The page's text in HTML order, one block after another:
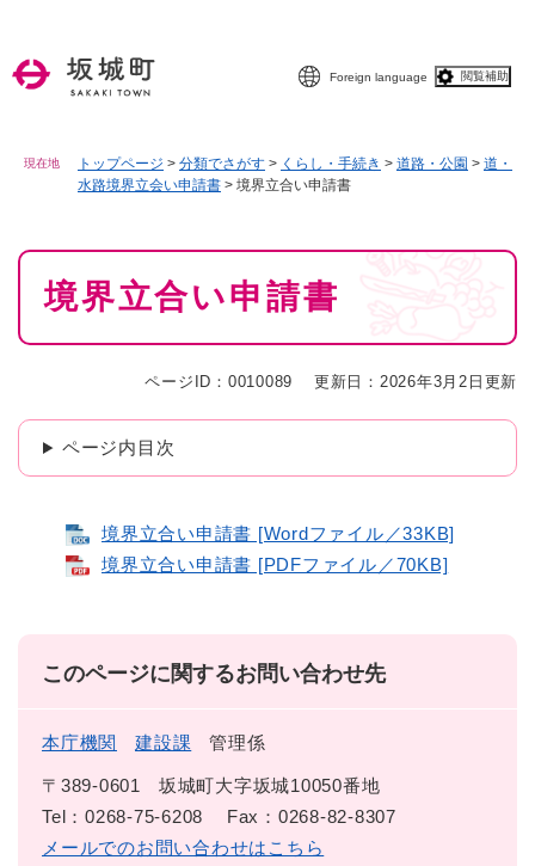
Foreign language 閲覧補助
現在地 トップページ > 分類でさがす > くらし・手続き > 道路・公園 > 道・
水路境界立会い申請書 > 境界立合い申請書
本
境界立合い申請書
ページID：0010089 更新日：2026年3月2日更新
ページ内目次
境界立合い申請書 [Wordファイル／33KB]
境界立合い申請書 [PDFファイル／70KB]
このページに関するお問い合わせ先
本庁機関 建設課 管理係
〒389-0601
坂城町大字坂城10050番地
Tel：0268-75-6208
Fax：0268-82-8307
メールでのお問い合わせはこちら